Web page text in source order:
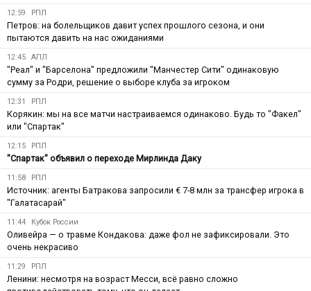
12:59 РПЛ
Петров: на болельщиков давит успех прошлого сезона, и они
пытаются давить на нас ожиданиями
12:45 АПЛ
"Реал" и "Барселона" предложили "Манчестер Сити" одинаковую
сумму за Родри, решение о выборе клуба за игроком
12:31 РПЛ
Корякин: мы на все матчи настраиваемся одинаково. Будь то "Факел"
или "Спартак"
12:15 РПЛ
"Спартак" объявил о переходе Мирлинда Даку
11:58 РПЛ
Источник: агенты Батракова запросили € 7-8 млн за трансфер игрока в
"Галатасарай"
11:44 Кубок России
Оливейра — о травме Кондакова: даже фол не зафиксировали. Это
очень некрасиво
11:29 РПЛ
Ленини: несмотря на возраст Месси, всё равно сложно